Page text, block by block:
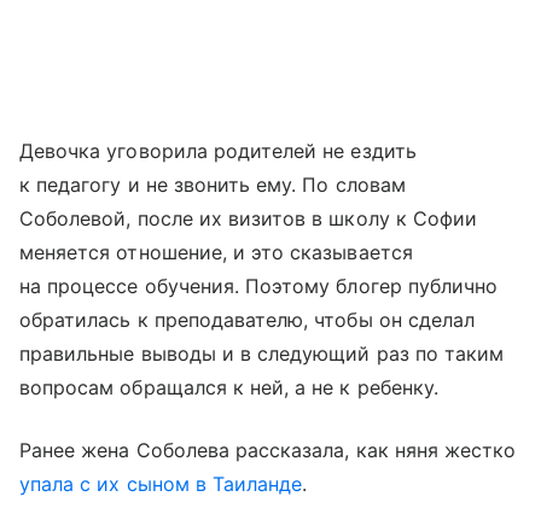
Девочка уговорила родителей не ездить
к педагогу и не звонить ему. По словам
Соболевой, после их визитов в школу к Софии
меняется отношение, и это сказывается
на процессе обучения. Поэтому блогер публично
обратилась к преподавателю, чтобы он сделал
правильные выводы и в следующий раз по таким
вопросам обращался к ней, а не к ребенку.
Ранее жена Соболева рассказала, как няня жестко
упала с их сыном в Таиланде.